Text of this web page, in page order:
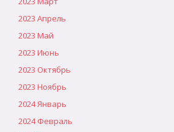
2023 Апрель
2023 Май
2023 Июнь
2023 Октябрь
2023 Ноябрь
2024 Январь
2024 Февраль